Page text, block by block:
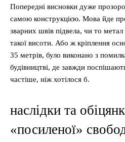
Попередні висновки дуже
самою конструкцією. Мова йде
зварних швів підвела, чи то
такої висоти. Або ж кріплення
35 метрів, було виконано з
будівництві, де завжди
частіше, ніж хотілося б.
наслідки та
«посиленої»